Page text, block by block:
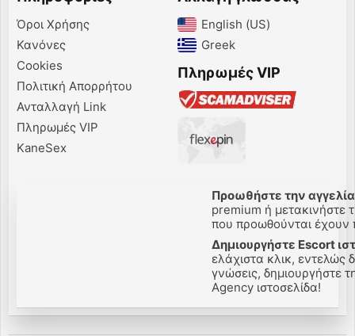
Όροι Χρήσης
Κανόνες
Cookies
Πολιτική Απορρήτου
Ανταλλαγή Link
Πληρωμές VIP
KaneSex
English (US)‎
Greek‎
Πληρωμές VIP
Προωθήστε την
premium ή μετακινήστε
που προωθούνται έχουν
Δημιουργήστε Escort
ελάχιστα κλικ, εντελώς
γνώσεις, δημιουργήστε
Agency ιστοσελίδα!